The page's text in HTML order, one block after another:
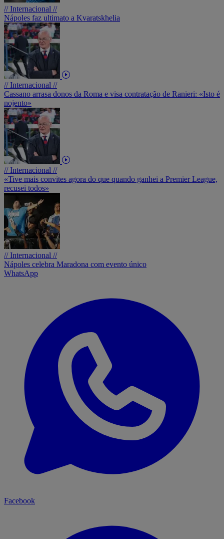
// Internacional //
Nápoles faz ultimato a Kvaratskhelia
// Internacional //
Cassano arrasa donos da Roma e visa contratação de Ranieri: «Isto é
nojento»
// Internacional //
«Tive mais convites agora do que quando ganhei a Premier League,
recusei todos»
// Internacional //
Nápoles celebra Maradona com evento único
WhatsApp
Facebook